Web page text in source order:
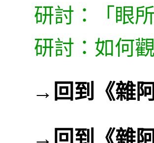
研討：「眼
研討：如何
→ 回到《雜
→ 回到《雜